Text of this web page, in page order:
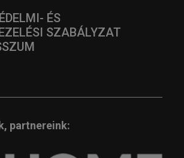
ÉS
SZABÁLYZAT
partnereink: